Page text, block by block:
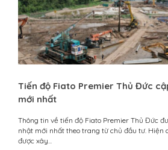
Tiến độ Fiato Premier Thủ Đức
mới nhất
Thông tin về tiến độ Fiato Premier Thủ Đức
nhật mới nhất theo trang từ chủ đầu tư. Hiện
được xây...